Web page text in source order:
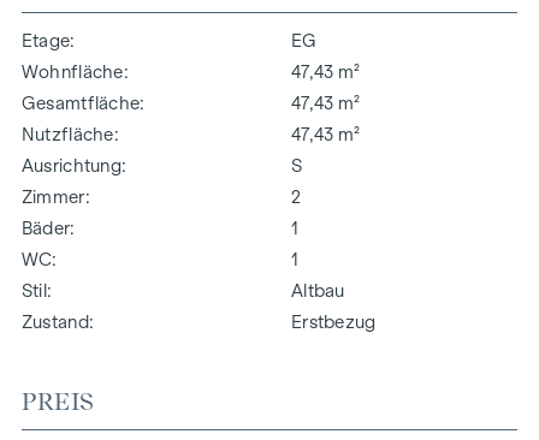
Etage
EG
Wohnfläche
47,43 m²
Gesamtfläche
47,43 m²
Nutzfläche
47,43 m²
Ausrichtung
S
Zimmer
2
Bäder
1
WC
1
Stil
Altbau
Zustand
Erstbezug
PREIS